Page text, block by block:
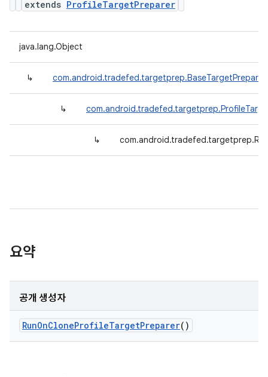
extends ProfileTargetPreparer
java.lang.Object
↳ com.android.tradefed.targetprep.BaseTargetPreparer
↳
↳
요약
공개 생성자
RunOnCloneProfileTargetPreparer()